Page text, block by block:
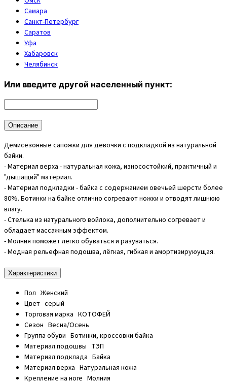
Самара
Санкт-Петербург
Саратов
Уфа
Хабаровск
Челябинск
Или введите другой населенный пункт:
Описание
Демисезонные сапожки для девочки с подкладкой из натуральной
байки.
- Материал верха - натуральная кожа, износостойкий, практичный и
"дышащий" материал.
- Материал подкладки - байка с содержанием овечьей шерсти более
80%. Ботинки на байке отлично согревают ножки и отводят лишнюю
влагу.
- Стелька из натурального войлока, дополнительно согревает и
обладает массажным эффектом.
- Молния поможет легко обуваться и разуваться.
- Модная рельефная подошва, лёгкая, гибкая и амортизируюущая.
Характеристики
Пол Женский
Цвет серый
Торговая марка КОТОФЕЙ
Сезон Весна/Осень
Группа обуви Ботинки, кроссовки байка
Материал подошвы ТЭП
Материал подклада Байка
Материал верха Натуральная кожа
Крепление на ноге Молния